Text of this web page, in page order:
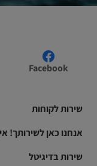
Facebook
שירות לקוחות
אנחנו כאן לשירותך!
שירות בדיגיטל